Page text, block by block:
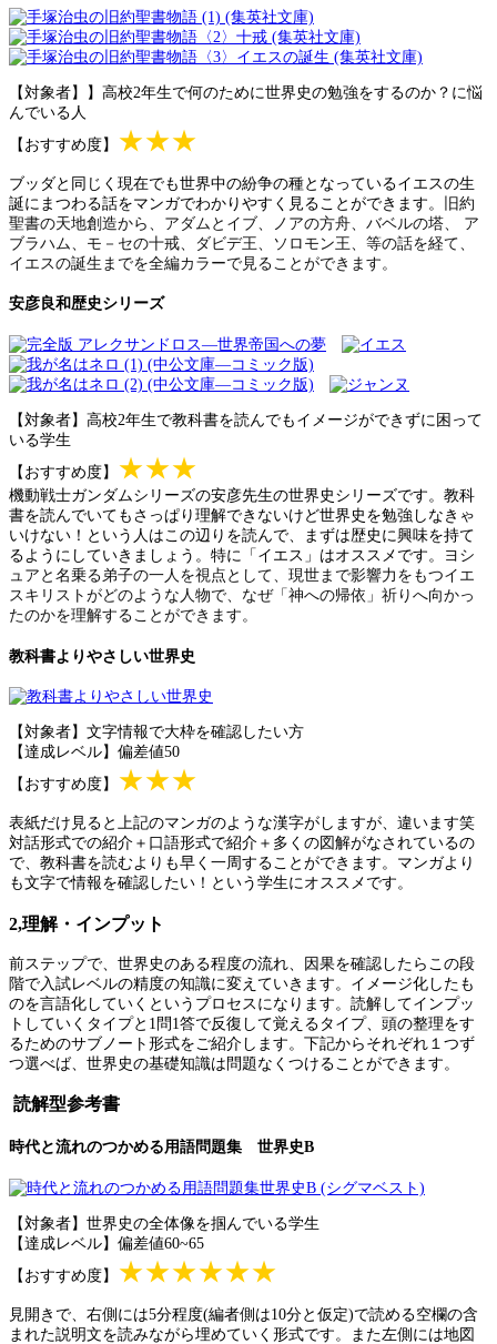
【対象者】】高校2年生で何のために世界史の勉強をするのか？に悩
んでいる人
【おすすめ度】 ★★★
ブッダと同じく現在でも世界中の紛争の種となっているイエスの生
誕にまつわる話をマンガでわかりやすく見ることができます。
旧約
聖書の天地創造から、アダムとイブ、ノアの方舟、バベルの塔、 ア
ブラハム、モ－セの十戒、ダビデ王、ソロモン王、等の話を経て、
イエスの誕生までを全編カラーで見ることができます。
安彦良和歴史シリーズ
【対象者】高校2年生で教科書を読んでもイメージができずに困って
いる学生
【おすすめ度】 ★★★
機動戦士ガンダムシリーズの安彦先生の世界史シリーズです。教科
書を読んでいてもさっぱり理解できないけど世界史を勉強しなきゃ
いけない！という人はこの辺りを読んで、まずは歴史に興味を持て
るようにしていきましょう。特に「イエス」はオススメです。
ヨシ
ュアと名乗る弟子の一人を視点として、現世まで影響力をもつイエ
スキリストがどのような人物で、 なぜ「神への帰依」祈りへ向かっ
たのかを理解することができます。
教科書よりやさしい世界史
【対象者】文字情報で大枠を確認したい方
【達成レベル】偏差値50
【おすすめ度】 ★★★
表紙だけ見ると上記のマンガのような漢字がしますが、違います笑
対話形式での紹介＋口語形式で紹介＋多くの図解がなされているの
で、教科書を読むよりも早く一周することができます。マンガより
も文字で情報を確認したい！という学生にオススメです。
2,理解・インプット
前ステップで、世界史のある程度の流れ、因果を確認したらこの段
階で入試レベルの精度の知識に変えていきます。イメージ化したも
のを言語化していくというプロセスになります。読解してインプッ
トしていくタイプと1問1答で反復して覚えるタイプ、頭の整理をす
るためのサブノート形式をご紹介します。下記からそれぞれ１つず
つ選べば、世界史の基礎知識は問題なくつけることができます。
読解型参考書
時代と流れのつかめる用語問題集 世界史B
【対象者】世界史の全体像を掴んでいる学生
【達成レベル】偏差値60~65
【おすすめ度】 ★★★★★★
見開きで、右側には5分程度(編者側は10分と仮定)で読める空欄の含
まれた説明文を読みながら埋めていく形式です。また左側には地図